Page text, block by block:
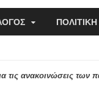
τις ανακοινώσεις των